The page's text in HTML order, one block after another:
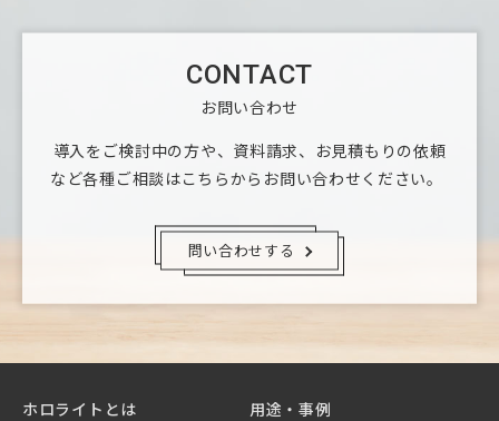
CONTACT
お問い合わせ
導入をご検討中の方や、資料請求、お見積もりの依頼
など各種ご相談はこちらからお問い合わせください。
問い合わせする
ホロライトとは
用途・事例